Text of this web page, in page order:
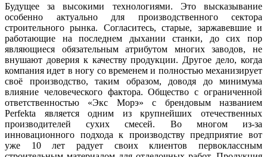
Будущее за высокими технологиями. Это высказывание
особенно актуально для производственного сектора
строительного рынка. Согласитесь, старые, заржавевшие и
работающие на последнем дыхании станки, до сих пор
являющиеся обязательным атрибутом многих заводов, не
внушают доверия к качеству продукции. Другое дело, когда
компания идет в ногу со временем и полностью механизирует
своё производство, таким образом, доводя до минимума
влияние человеческого фактора. Общество с ограниченной
ответственностью «Экс Морэ» с брендовым названием
Perfekta является одним из крупнейших отечественных
производителей сухих смесей. Во многом из-за
инновационного подхода к производству предприятие вот
уже 10 лет радует своих клиентов первоклассным